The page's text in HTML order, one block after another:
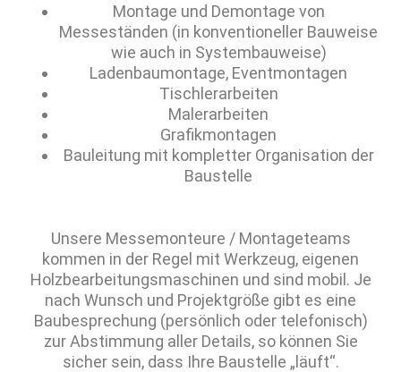
Montage und Demontage von
Messeständen (in konventioneller Bauweise
wie auch in Systembauweise)
Ladenbaumontage, Eventmontagen
Tischlerarbeiten
Malerarbeiten
Grafikmontagen
Bauleitung mit kompletter Organisation der
Baustelle
Unsere Messemonteure / Montageteams
kommen in der Regel mit Werkzeug, eigenen
Holzbearbeitungsmaschinen und sind mobil. Je
nach Wunsch und Projektgröße gibt es eine
Baubesprechung (persönlich oder telefonisch)
zur Abstimmung aller Details, so können Sie
sicher sein, dass Ihre Baustelle „läuft“.